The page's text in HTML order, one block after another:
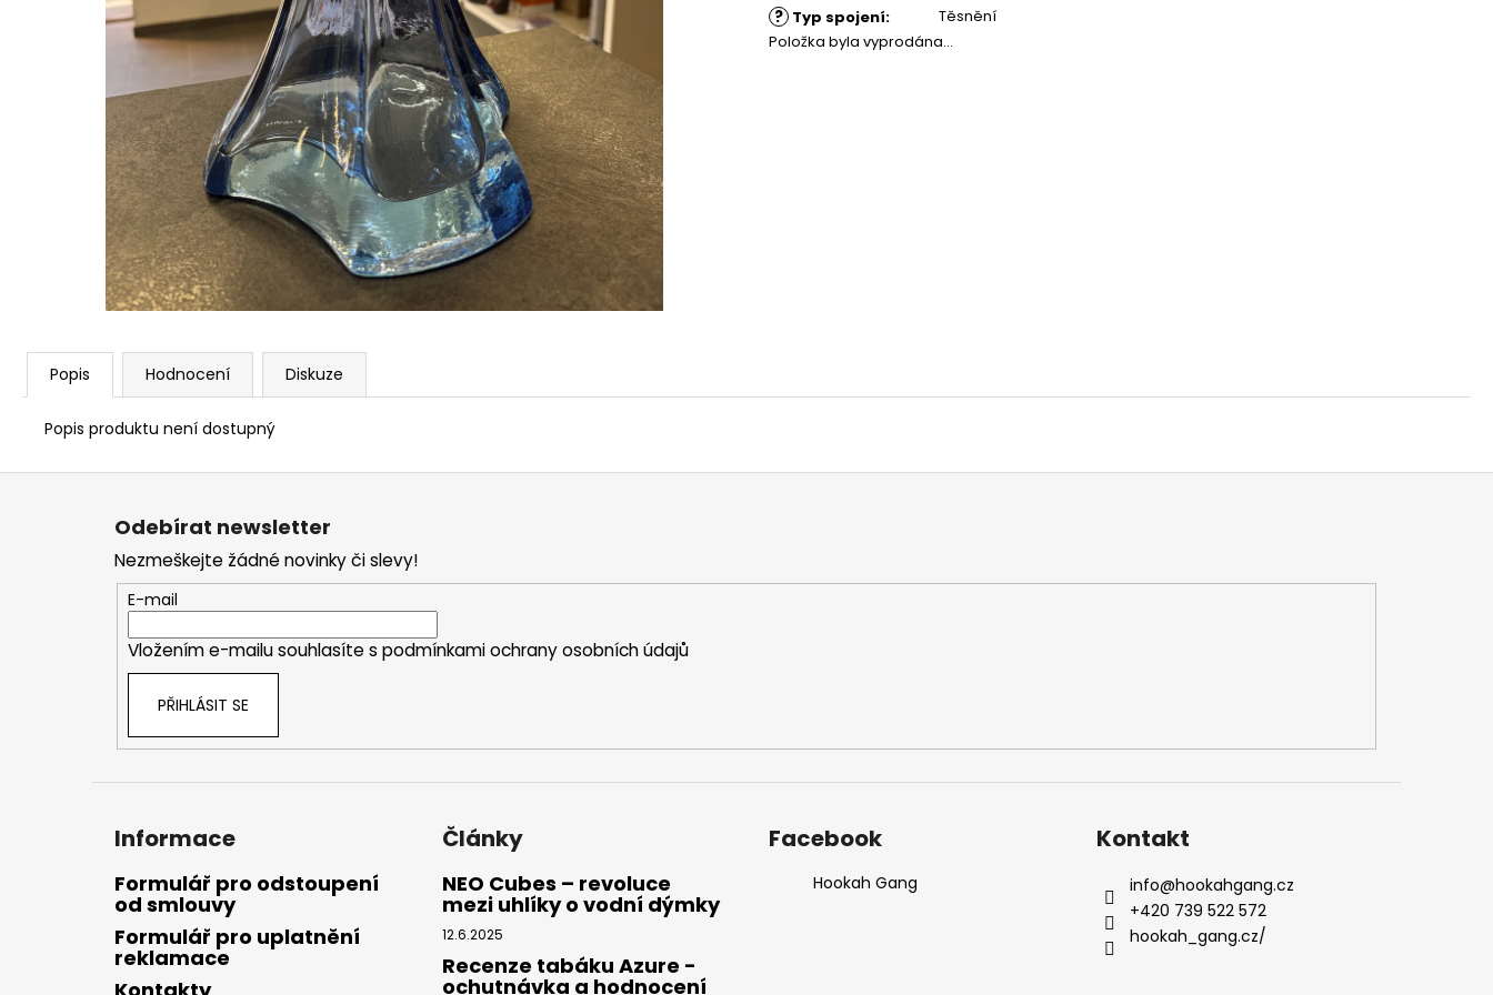
? Typ spojení:
Těsnění
Položka byla vyprodána…
Popis Hodnocení Diskuze
Popis produktu není dostupný
Z
Odebírat newsletter
Nezmeškejte žádné novinky či slevy!
E-mail
Vložením e-mailu souhlasíte s podmínkami ochrany osobních údajů
PŘIHLÁSIT SE
Informace
Formulář pro odstoupení
od smlouvy
Formulář pro uplatnění
reklamace
Články
NEO Cubes – revoluce
mezi uhlíky o vodní dýmky
12.6.2025
Recenze tabáku Azure -
ochutnávka a hodnocení
Facebook
Hookah Gang
Kontakt
info@hookahgang.cz
+420 739 522 572
hookah_gang.cz/